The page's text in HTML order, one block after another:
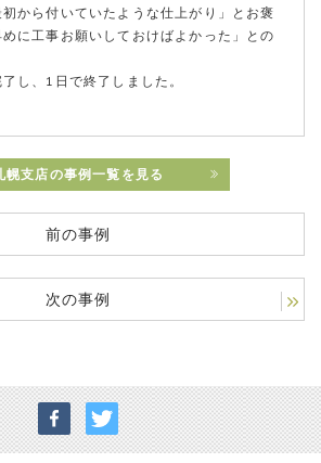
から付いていたような仕上がり」とお褒
に工事お願いしておけばよかった」との
し、1日で終了しました。
幌支店の事例一覧を見る
前の事例
次の事例